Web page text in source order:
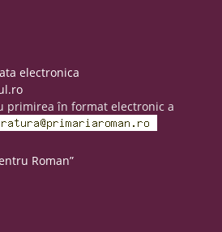
electronica
primirea în format electronic a
Roman”